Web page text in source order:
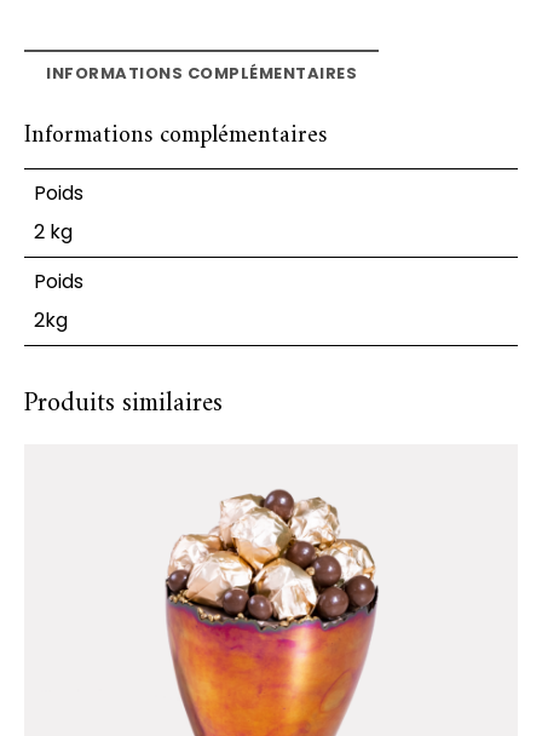
INFORMATIONS COMPLÉMENTAIRES
Informations complémentaires
Poids
2 kg
Poids
2kg
Produits similaires